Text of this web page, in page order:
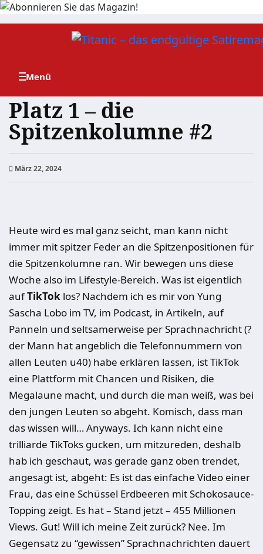
Zum
Platz 1 – die
Spitzenkolumne #2
März 22, 2024
Heute wird es mal ganz seicht, man kann nicht
immer mit spitzer Feder an die Spitzenpositionen für
die Spitzenkolumne ran. Wir bewegen uns diese
Woche also im Lifestyle-Bereich. Was ist eigentlich
aufTikTok los? Nachdem ich es mir von Yung
Sascha Lobo im TV, im Podcast, in Artikeln, auf
Panneln und seltsamerweise per Sprachnachricht (?
der Mann hat angeblich die Telefonnummern von
allen Leuten u40) habe erklären lassen, ist TikTok
eine Plattform mit Chancen und Risiken, die
Megalaune macht, und durch die man weiß, was bei
den jungen Leuten so abgeht. Komisch, dass man
das wissen will… Anyways. Ich kann nicht eine
trilliarde TikToks gucken, um mitzureden, deshalb
hab ich geschaut, was gerade ganz oben trendet,
angesagt ist, abgeht: Es ist das einfache Video einer
Frau, das eine Schüssel Erdbeeren mit Schokosauce-
Topping zeigt. Es hat – Stand jetzt – 455 Millionen
Views. Gut! Will ich meine Zeit zurück? Nee. Im
Gegensatz zu “gewissen” Sprachnachrichten dauert